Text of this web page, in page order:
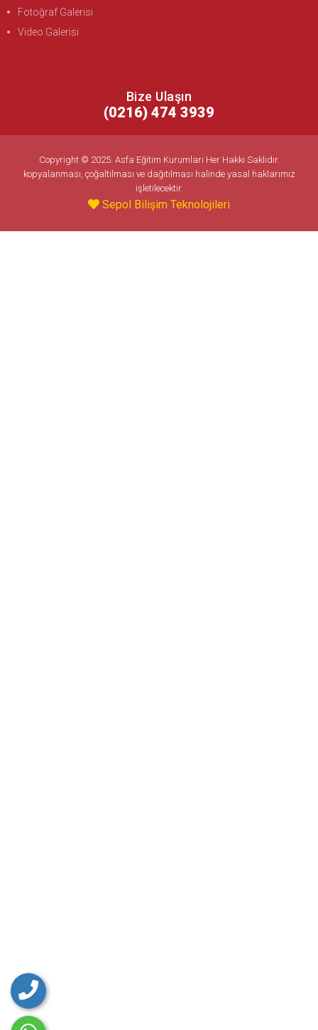
Fotoğraf Galerisi
Video Galerisi
Bize Ulaşın
(0216) 474 3939
Copyright © 2025. Asfa Eğitim Kurumları Her Hakkı Saklıdır.
kopyalanması, çoğaltılması ve dağıtılması halinde yasal haklarımız
işletilecektir.
Sepol Bilişim Teknolojileri